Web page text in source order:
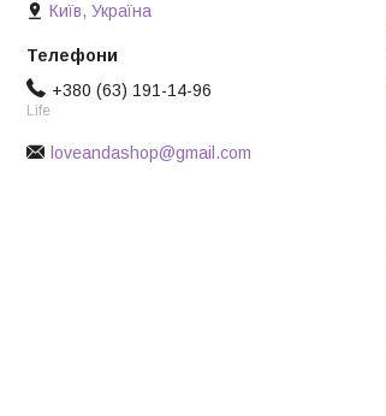
Київ, Україна
+380 (63) 191-14-96
Life
loveandashop@gmail.com